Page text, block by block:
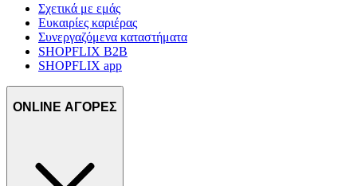
Σχετικά με εμάς
Ευκαιρίες καριέρας
Συνεργαζόμενα καταστήματα
SHOPFLIX B2B
SHOPFLIX app
ONLINE ΑΓΟΡΕΣ